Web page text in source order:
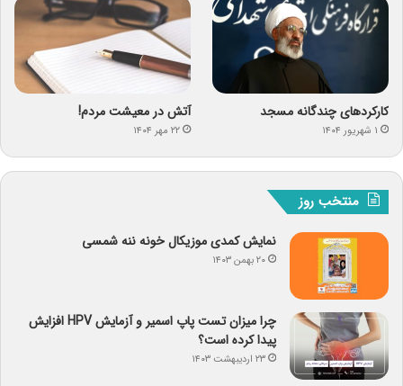
کارکردهای چندگانه مسجد
۱ شهریور ۱۴۰۴
آتش در معیشت مردم!
۲۲ مهر ۱۴۰۴
منتخب روز
نمایش کمدی موزیکال خونه ننه شمسی
۲۰ بهمن ۱۴۰۳
چرا میزان تست پاپ اسمیر و آزمایش HPV افزایش
پیدا کرده است؟
۲۳ اردیبهشت ۱۴۰۳